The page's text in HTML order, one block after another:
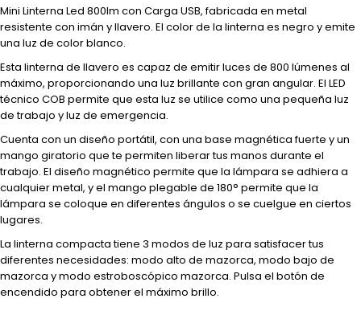
Mini Linterna Led 800lm con Carga USB, fabricada en metal
resistente con imán y llavero. El color de la linterna es negro y emite
una luz de color blanco.
Esta linterna de llavero es capaz de emitir luces de 800 lúmenes al
máximo, proporcionando una luz brillante con gran angular. El LED
técnico COB permite que esta luz se utilice como una pequeña luz
de trabajo y luz de emergencia.
Cuenta con un diseño portátil, con una base magnética fuerte y un
mango giratorio que te permiten liberar tus manos durante el
trabajo. El diseño magnético permite que la lámpara se adhiera a
cualquier metal, y el mango plegable de 180° permite que la
lámpara se coloque en diferentes ángulos o se cuelgue en ciertos
lugares.
La linterna compacta tiene 3 modos de luz para satisfacer tus
diferentes necesidades: modo alto de mazorca, modo bajo de
mazorca y modo estroboscópico mazorca. Pulsa el botón de
encendido para obtener el máximo brillo.